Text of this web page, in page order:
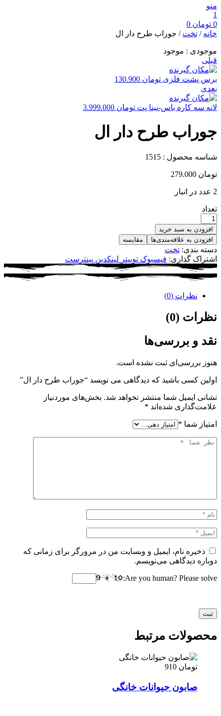
منو
1
0 تومان
خانه / تخت / جوراب طرح دار ال
موجودی : موجود
قبلی
برس پشت فلزی تومان
بعدی
لانه سه کاره باس-نینا پت تومان
جوراب طرح دار ال
شناسه محصول : 1515
تومان
2 عدد در انبار
تعداد
افزودن به سبد خرید
افزودن به علاقه‌مندی‌ها
مقایسه
دسته بندی: تخت
اشتراک گذاری: فیسبوک توییتر لینکدین پینترست
نظرات (0)
نظرات (0)
نقد و بررسی‌ها
هنوز بررسی‌ای ثبت نشده است.
اولین کسی باشید که دیدگاهی می نویسد “جوراب طرح دار ال”
نشانی ایمیل شما منتشر نخواهد شد. بخش‌های موردنیاز
علامت‌گذاری شده‌اند *
امتیاز شما *
ذخیره نام، ایمیل و وبسایت من در مرورگر برای زمانی که
دوباره دیدگاهی می‌نویسم.
Are you human? Please solve:
محصولات مرتبط
تومان
صابون حیوانات خانگی